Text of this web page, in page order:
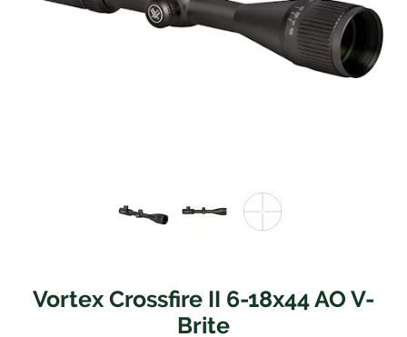
Vortex Crossfire II 6-18x44 AO V-
Brite